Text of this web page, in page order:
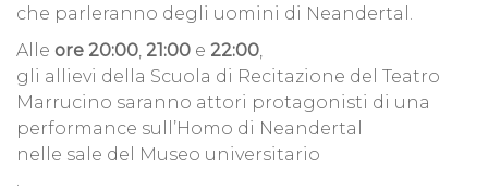
che parleranno degli uomini di Neandertal.
Alle ore 20:00, 21:00 e 22:00,
gli allievi della Scuola di Recitazione del Teatro
Marrucino saranno attori protagonisti di una
performance sull’Homo di Neandertal
nelle sale del Museo universitario
.